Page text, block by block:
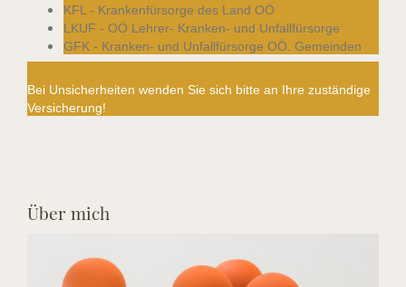
KFL - Krankenfürsorge des Land OÖ
LKUF - OÖ Lehrer- Kranken- und Unfallfürsorge
GFK - Kranken- und Unfallfürsorge OÖ. Gemeinden
Bei Unsicherheiten wenden Sie sich bitte an Ihre zuständige
Versicherung!
Über mich